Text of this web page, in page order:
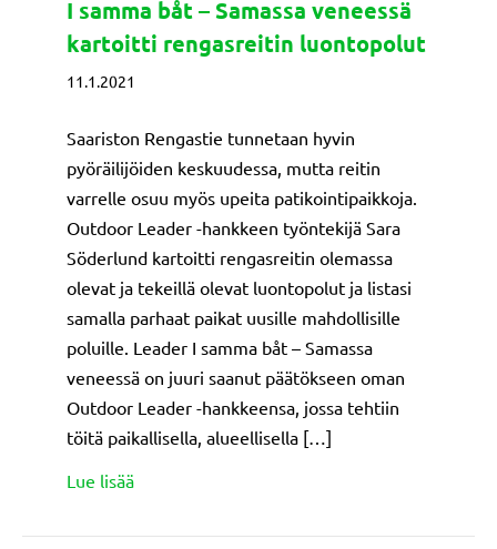
I samma båt – Samassa veneessä
kartoitti rengasreitin luontopolut
11.1.2021
Saariston Rengastie tunnetaan hyvin
pyöräilijöiden keskuudessa, mutta reitin
varrelle osuu myös upeita patikointipaikkoja.
Outdoor Leader -hankkeen työntekijä Sara
Söderlund kartoitti rengasreitin olemassa
olevat ja tekeillä olevat luontopolut ja listasi
samalla parhaat paikat uusille mahdollisille
poluille. Leader I samma båt – Samassa
veneessä on juuri saanut päätökseen oman
Outdoor Leader -hankkeensa, jossa tehtiin
töitä paikallisella, alueellisella […]
Lue lisääabout I samma båt – Samassa veneessä